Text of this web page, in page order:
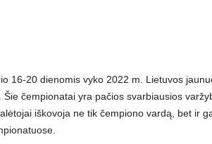
16-20 dienomis vyko 2022 m. Lietuvos
Šie čempionatai yra pačios svarbiausios
iškovoja ne tik čempiono vardą, bet ir